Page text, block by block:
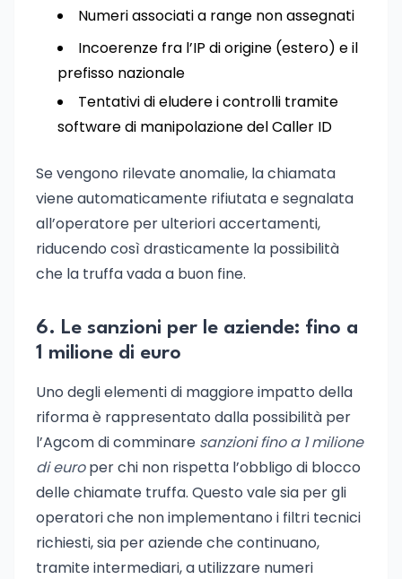
Numeri associati a range non assegnati
Incoerenze fra l’IP di origine (estero) e il
prefisso nazionale
Tentativi di eludere i controlli tramite
software di manipolazione del Caller ID
Se vengono rilevate anomalie, la chiamata
viene automaticamente rifiutata e segnalata
all’operatore per ulteriori accertamenti,
riducendo così drasticamente la possibilità
che la truffa vada a buon fine.
6. Le sanzioni per le aziende: fino a
1 milione di euro
Uno degli elementi di maggiore impatto della
riforma è rappresentato dalla possibilità per
l’Agcom di comminare sanzioni fino a 1 milione
di europer chi non rispetta l’obbligo di blocco
delle chiamate truffa. Questo vale sia per gli
operatori che non implementano i filtri tecnici
richiesti, sia per aziende che continuano,
tramite intermediari, a utilizzare numeri